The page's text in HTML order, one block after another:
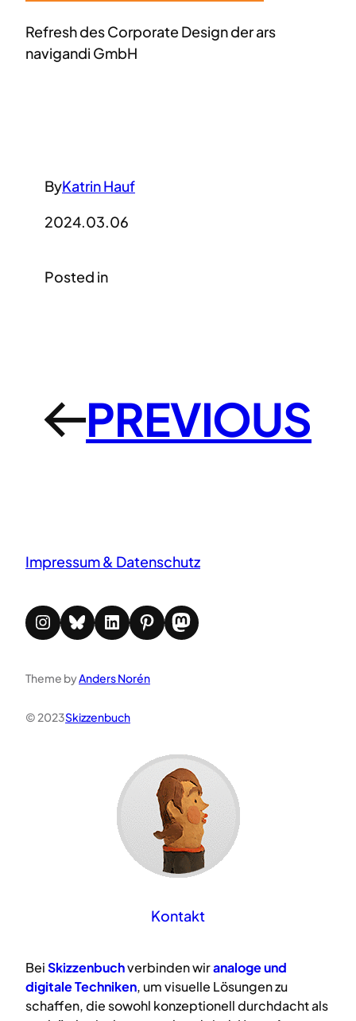
Refresh des Corporate Design der ars
navigandi GmbH
ByKatrin Hauf
2024.03.06
Posted in
←PREVIOUS
Impressum & Datenschutz
Instagram Bluesky LinkedIn Pinterest Mastodon
Theme byAnders Norén
© 2023Skizzenbuch
Kontakt
BeiSkizzenbuchverbinden wiranalogeund
digitaleTechniken, um visuelle Lösungen zu
schaffen, die sowohl konzeptionell durchdacht als